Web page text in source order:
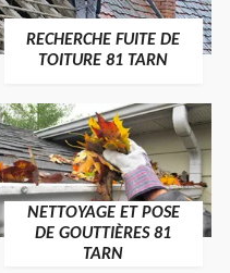
RECHERCHE FUITE DE
TOITURE 81 TARN
NETTOYAGE ET POSE
DE GOUTTIÈRES 81
TARN